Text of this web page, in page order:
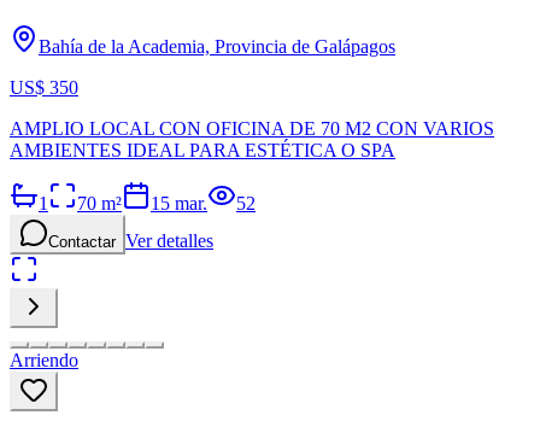
Bahía de la Academia, Provincia de Galápagos
US$ 350
AMPLIO LOCAL CON OFICINA DE 70 M2 CON VARIOS
AMBIENTES IDEAL PARA ESTÉTICA O SPA
1 70 m² 15 mar. 52
Contactar Ver detalles
Arriendo